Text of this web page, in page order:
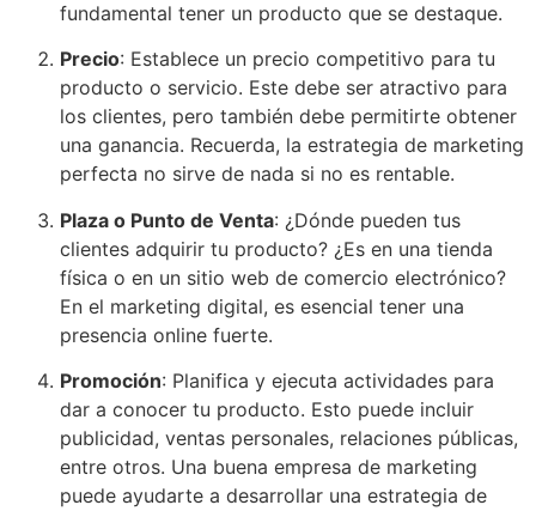
fundamental tener un producto que se destaque.
Precio: Establece un precio competitivo para tu
producto o servicio. Este debe ser atractivo para
los clientes, pero también debe permitirte obtener
una ganancia. Recuerda, la estrategia de marketing
perfecta no sirve de nada si no es rentable.
Plaza o Punto de Venta: ¿Dónde pueden tus
clientes adquirir tu producto? ¿Es en una tienda
física o en un sitio web de comercio electrónico?
En el marketing digital, es esencial tener una
presencia online fuerte.
Promoción: Planifica y ejecuta actividades para
dar a conocer tu producto. Esto puede incluir
publicidad, ventas personales, relaciones públicas,
entre otros. Una buena empresa de marketing
puede ayudarte a desarrollar una estrategia de